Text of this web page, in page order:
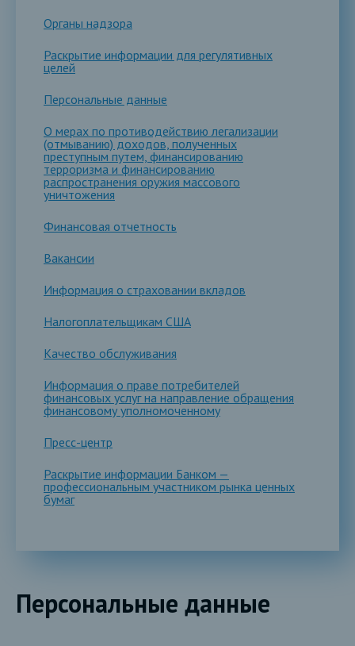
Органы надзора
Раскрытие информации для регулятивных
целей
Персональные данные
О мерах по противодействию легализации
(отмыванию) доходов, полученных
преступным путем, финансированию
терроризма и финансированию
распространения оружия массового
уничтожения
Финансовая отчетность
Вакансии
Информация о страховании вкладов
Налогоплательщикам США
Качество обслуживания
Информация о праве потребителей
финансовых услуг на направление обращения
финансовому уполномоченному
Пресс-центр
Раскрытие информации Банком —
профессиональным участником рынка ценных
бумаг
Персональные данные